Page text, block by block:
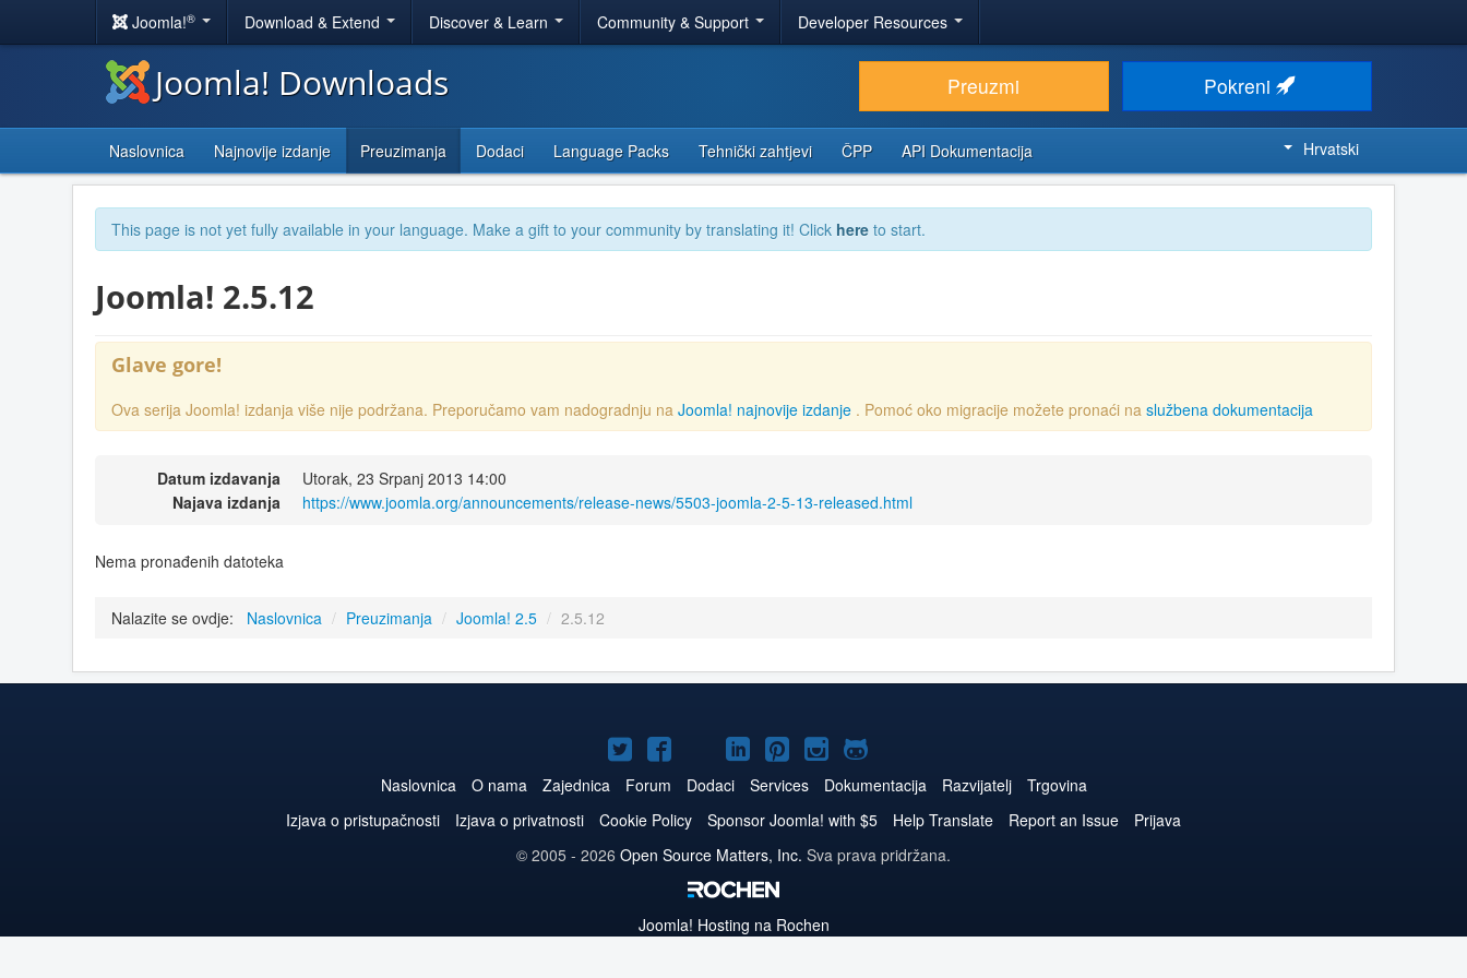
Joomla!® Download & Extend Discover & Learn Community & Support Developer Resources
Joomla! Downloads Preuzmi Pokreni
Naslovnica Najnovije izdanje Preuzimanja Dodaci Language Packs Tehnički zahtjevi ČPP API Dokumentacija Hrvatski
This page is not yet fully available in your language. Make a gift to your community by translating it! Click here to start.
Joomla! 2.5.12
Glave gore!
Ova serija Joomla! izdanja više nije podržana. Preporučamo vam nadogradnju na Joomla! najnovije izdanje . Pomoć oko migracije možete pronaći na službena dokumentacija
Datum izdavanja
Utorak, 23 Srpanj 2013 14:00
Najava izdanja
https://www.joomla.org/announcements/release-news/5503-joomla-2-5-13-released.html
Nema pronađenih datoteka
Nalazite se ovdje: Naslovnica / Preuzimanja / Joomla! 2.5 / 2.5.12
Joomla!
na
Twitteru
Joomla!
na
Facebook
Joomla!
na
YouTube
Joomla!
na
LinkedIn
Joomla!
na
Pinterest
Joomla!
na
Instagram
Joomla!
na
GitHub
Naslovnica O nama Zajednica Forum Dodaci Services Dokumentacija Razvijatelj
Trgovina
Izjava o pristupačnosti
Izjava o privatnosti Cookie Policy Sponsor Joomla! with $5 Help Translate Report an Issue
Prijava
© 2005 - 2026 Open Source Matters, Inc. Sva prava pridržana.
Joomla! Hosting na Rochen